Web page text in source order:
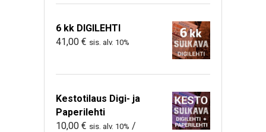
6 kk DIGILEHTI
41,00 € sis. alv. 10%
Kestotilaus Digi- ja
Paperilehti
10,00 € sis. alv. 10% /